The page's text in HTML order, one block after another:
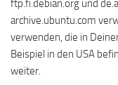
ftp.fi.debian.org und
archive.ubuntu.com
verwenden, die in
Beispiel in den USA
weiter.